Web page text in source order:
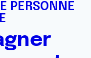
PERSONNE